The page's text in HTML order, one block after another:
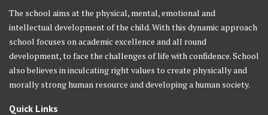
The school aims at the physical, mental, emotional and
intellectual development of the child. With this dynamic approach
school focuses on academic excellence and all round
development, to face the challenges of life with confidence. School
also believes in inculcating right values to create physically and
morally strong human resource and developing a human society.
Quick Links